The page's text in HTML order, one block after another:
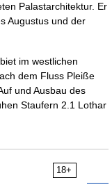
Palastarchitektur. Er
Augustus und der
im westlichen
dem Fluss Pleiße
und Ausbau des
Staufern 2.1 Lothar
18+